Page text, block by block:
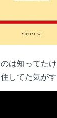
は知ってた
してた気が